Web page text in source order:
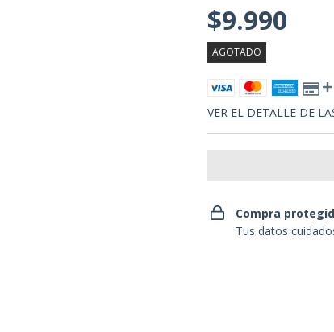
$9.990
AGOTADO
VER EL DETALLE DE
Compra
Tus datos